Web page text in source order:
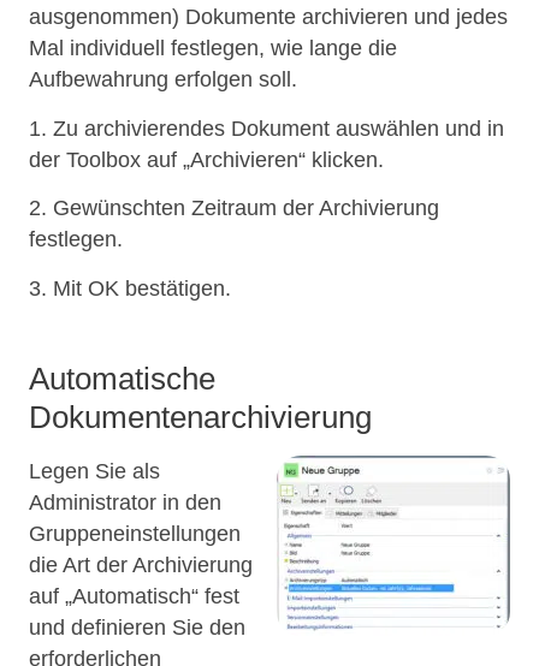
ausgenommen) Dokumente archivieren und jedes
Mal individuell festlegen, wie lange die
Aufbewahrung erfolgen soll.
1. Zu archivierendes Dokument auswählen und in
der Toolbox auf „Archivieren“ klicken.
2. Gewünschten Zeitraum der Archivierung
festlegen.
3. Mit OK bestätigen.
Automatische
Dokumentenarchivierung
Legen Sie als
Administrator in den
Gruppeneinstellungen
die Art der Archivierung
auf „Automatisch“ fest
und definieren Sie den
erforderlichen